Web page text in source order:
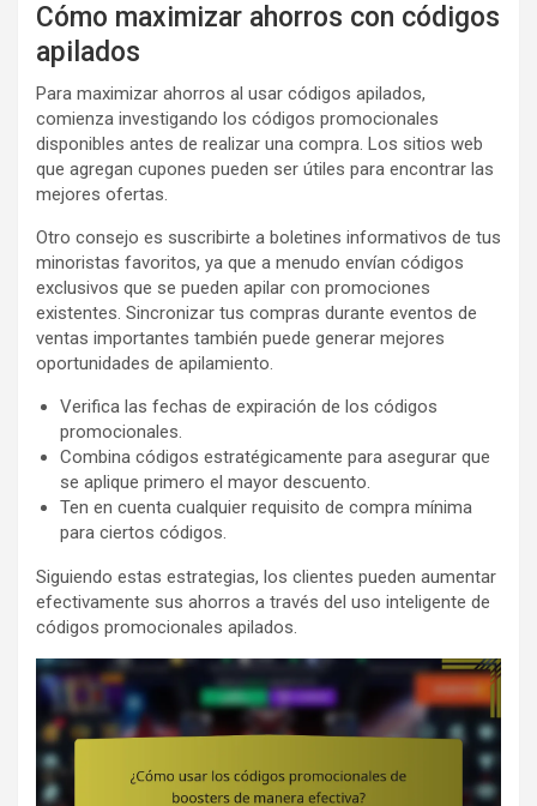
Cómo maximizar ahorros con códigos
apilados
Para maximizar ahorros al usar códigos apilados,
comienza investigando los códigos promocionales
disponibles antes de realizar una compra. Los sitios web
que agregan cupones pueden ser útiles para encontrar las
mejores ofertas.
Otro consejo es suscribirte a boletines informativos de tus
minoristas favoritos, ya que a menudo envían códigos
exclusivos que se pueden apilar con promociones
existentes. Sincronizar tus compras durante eventos de
ventas importantes también puede generar mejores
oportunidades de apilamiento.
Verifica las fechas de expiración de los códigos
promocionales.
Combina códigos estratégicamente para asegurar que
se aplique primero el mayor descuento.
Ten en cuenta cualquier requisito de compra mínima
para ciertos códigos.
Siguiendo estas estrategias, los clientes pueden aumentar
efectivamente sus ahorros a través del uso inteligente de
códigos promocionales apilados.